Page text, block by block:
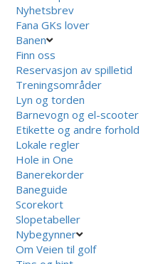
Nyhetsbrev
Fana GKs lover
Banen
Finn oss
Reservasjon av spilletid
Treningsområder
Lyn og torden
Barnevogn og el-scooter
Etikette og andre forhold
Lokale regler
Hole in One
Banerekorder
Baneguide
Scorekort
Slopetabeller
Nybegynner
Om Veien til golf